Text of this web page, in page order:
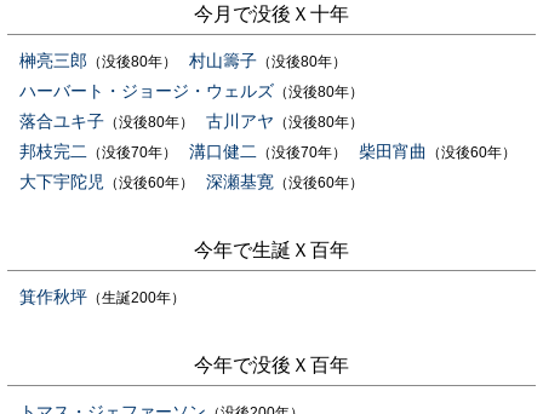
今月で没後Ｘ十年
榊亮三郎 （没後80年） 村山籌子 （没後80年）
ハーバート・ジョージ・ウェルズ （没後80年）
落合ユキ子 （没後80年） 古川アヤ （没後80年）
邦枝完二 （没後70年） 溝口健二 （没後70年） 柴田宵曲 （没後60年）
大下宇陀児 （没後60年） 深瀬基寛 （没後60年）
今年で生誕Ｘ百年
箕作秋坪 （生誕200年）
今年で没後Ｘ百年